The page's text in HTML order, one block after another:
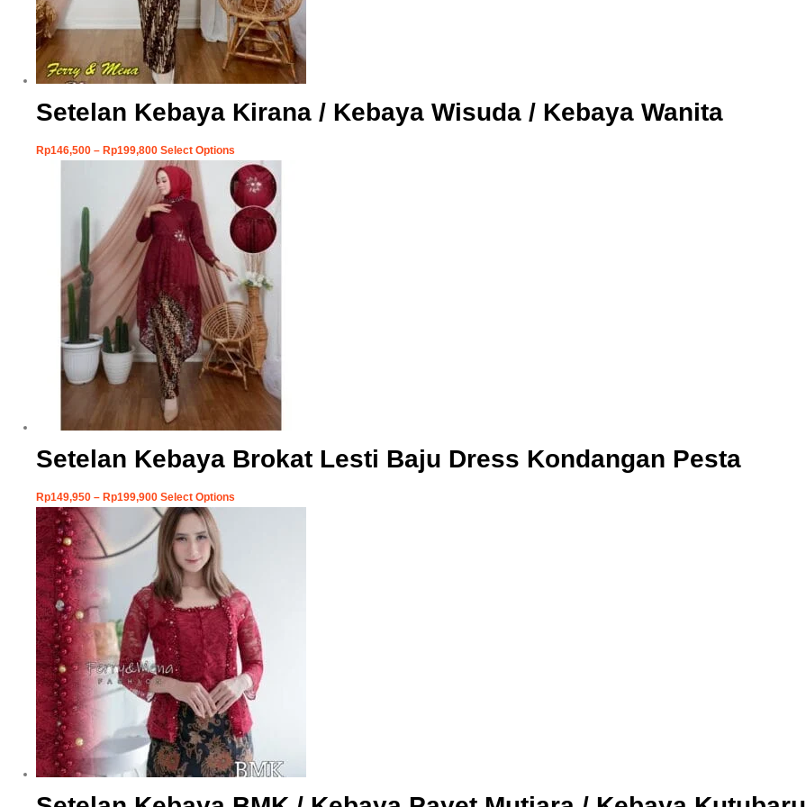
Setelan Kebaya Kirana / Kebaya Wisuda / Kebaya Wanita
Rp146,500 – Rp199,800 Select Options
Setelan Kebaya Brokat Lesti Baju Dress Kondangan Pesta
Rp149,950 – Rp199,900 Select Options